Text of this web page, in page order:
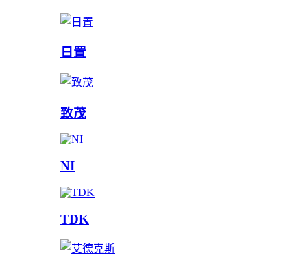
日置
致茂
NI
TDK